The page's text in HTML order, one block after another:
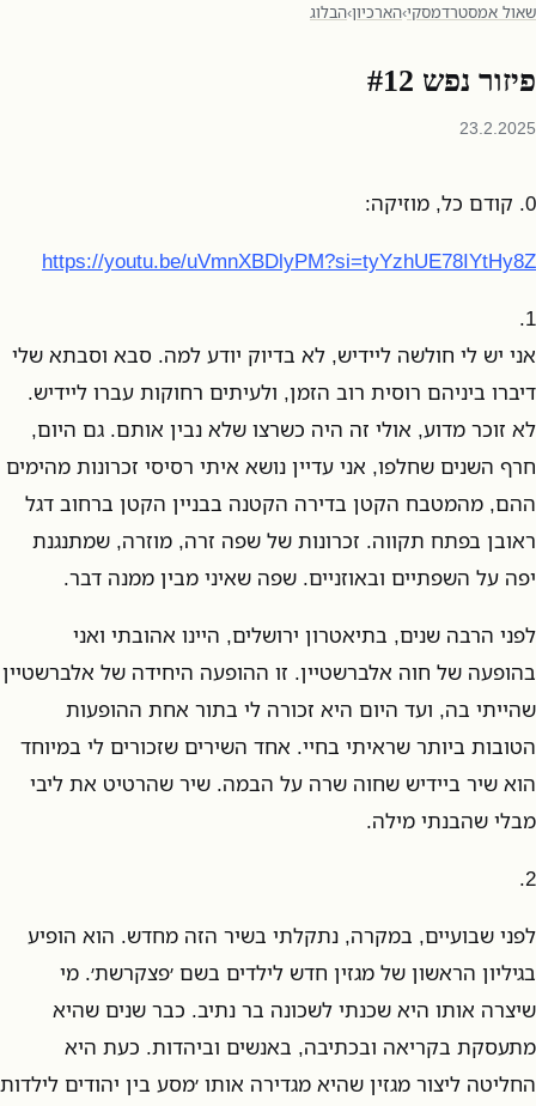
שאול אמסטרדמסקי›הארכיון›הבלוג
פיזור נפש #12
23.2.2025
0. קודם כל, מוזיקה:
https://youtu.be/uVmnXBDlyPM?si=tyYzhUE78IYtHy8Z
1.
אני יש לי חולשה ליידיש, לא בדיוק יודע למה. סבא וסבתא שלי
דיברו ביניהם רוסית רוב הזמן, ולעיתים רחוקות עברו ליידיש.
לא זוכר מדוע, אולי זה היה כשרצו שלא נבין אותם. גם היום,
חרף השנים שחלפו, אני עדיין נושא איתי רסיסי זכרונות מהימים
ההם, מהמטבח הקטן בדירה הקטנה בבניין הקטן ברחוב דגל
ראובן בפתח תקווה. זכרונות של שפה זרה, מוזרה, שמתנגנת
יפה על השפתיים ובאוזניים. שפה שאיני מבין ממנה דבר.
לפני הרבה שנים, בתיאטרון ירושלים, היינו אהובתי ואני
בהופעה של חוה אלברשטיין. זו ההופעה היחידה של אלברשטיין
שהייתי בה, ועד היום היא זכורה לי בתור אחת ההופעות
הטובות ביותר שראיתי בחיי. אחד השירים שזכורים לי במיוחד
הוא שיר ביידיש שחוה שרה על הבמה. שיר שהרטיט את ליבי
מבלי שהבנתי מילה.
2.
לפני שבועיים, במקרה, נתקלתי בשיר הזה מחדש. הוא הופיע
בגיליון הראשון של מגזין חדש לילדים בשם ׳פצקרשת׳. מי
שיצרה אותו היא שכנתי לשכונה בר נתיב. כבר שנים שהיא
מתעסקת בקריאה ובכתיבה, באנשים וביהדות. כעת היא
החליטה ליצור מגזין שהיא מגדירה אותו ׳מסע בין יהודים לילדות